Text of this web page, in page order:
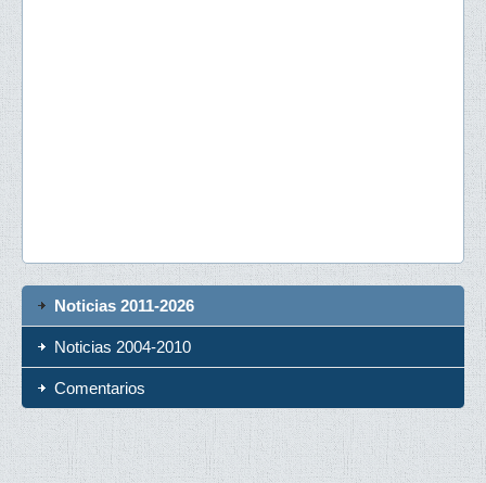
Noticias 2011-2026
Noticias 2004-2010
Comentarios